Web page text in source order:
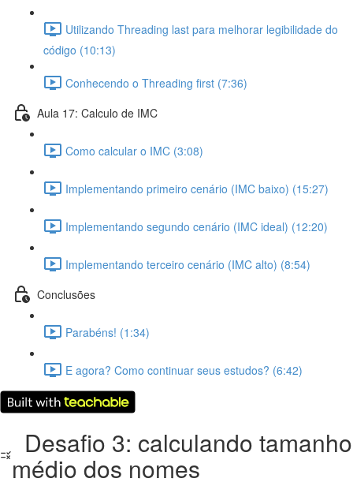
Utilizando Threading last para melhorar legibilidade do
código (10:13)
Conhecendo o Threading first (7:36)
Aula 17: Calculo de IMC
Como calcular o IMC (3:08)
Implementando primeiro cenário (IMC baixo) (15:27)
Implementando segundo cenário (IMC ideal) (12:20)
Implementando terceiro cenário (IMC alto) (8:54)
Conclusões
Parabéns! (1:34)
E agora? Como continuar seus estudos? (6:42)
Desafio 3: calculando tamanho
médio dos nomes